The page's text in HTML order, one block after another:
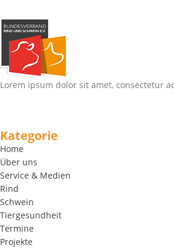
Lorem ipsum dolor sit amet, consectetur
Kategorie
Home
Über uns
Service & Medien
Rind
Schwein
Tiergesundheit
Termine
Projekte